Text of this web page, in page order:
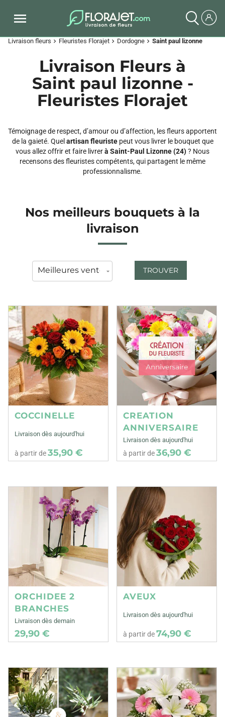
Livraison fleurs chevron_right Fleuristes Florajet chevron_right Dordogne chevron_right Saint paul lizonne
Livraison Fleurs à
Saint paul lizonne -
Fleuristes Florajet
Témoignage de respect, d’amour ou d’affection, les fleurs apportent
de la gaieté. Quel artisan fleuristepeut vous livrer le bouquet que
vous allez offrir et faire livrerà Saint-Paul Lizonne (24)? Nous
recensons des fleuristes compétents, qui partagent le même
professionnalisme.
Nos meilleurs bouquets à la
livraison
TROUVER
COCCINELLE
Livraison dès aujourd'hui
à partir de35,90 €
CREATION
ANNIVERSAIRE
Livraison dès aujourd'hui
à partir de36,90 €
ORCHIDEE 2
BRANCHES
Livraison dès demain
29,90 €
AVEUX
Livraison dès aujourd'hui
à partir de74,90 €